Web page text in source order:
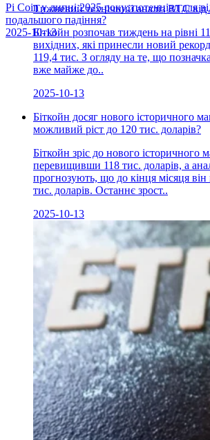
Pi Coin у липні 2025 року: потенціал для
подальшого падіння?
2025-10-13
Тижневий технічний аналіз BTC
Біткойн розпочав тиждень на рівні
вихідних, які принесли новий
119,4 тис. З огляду на те, що
вже майже до..
2025-10-13
Біткойн досяг нового історичного
можливий ріст до 120 тис. доларів?
Біткойн зріс до нового історичного
перевищивши 118 тис. доларів, а
прогнозують, що до кінця місяця
тис. доларів. Останнє зрост..
2025-10-13